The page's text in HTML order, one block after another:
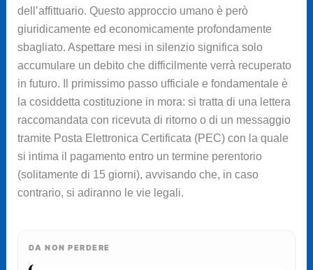
dell’affittuario. Questo approccio umano è però
giuridicamente ed economicamente profondamente
sbagliato. Aspettare mesi in silenzio significa solo
accumulare un debito che difficilmente verrà recuperato
in futuro. Il primissimo passo ufficiale e fondamentale è
la cosiddetta costituzione in mora: si tratta di una lettera
raccomandata con ricevuta di ritorno o di un messaggio
tramite Posta Elettronica Certificata (PEC) con la quale
si intima il pagamento entro un termine perentorio
(solitamente di 15 giorni), avvisando che, in caso
contrario, si adiranno le vie legali.
DA NON PERDERE